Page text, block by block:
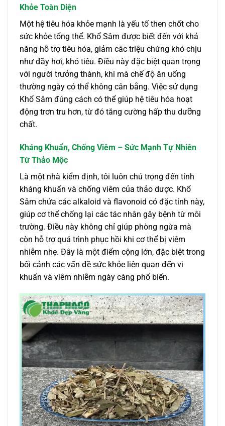
Khỏe Toàn Diện
Một hệ tiêu hóa khỏe mạnh là yếu tố then chốt cho
sức khỏe tổng thể. Khổ Sâm được biết đến với khả
năng hỗ trợ tiêu hóa, giảm các triệu chứng khó chịu
như đầy hơi, khó tiêu. Điều này đặc biệt quan trọng
với người trưởng thành, khi mà chế độ ăn uống
thường ngày có thể không cân bằng. Việc sử dụng
Khổ Sâm đúng cách có thể giúp hệ tiêu hóa hoạt
động trơn tru hơn, từ đó tăng cường hấp thu dưỡng
chất.
Kháng Khuẩn, Chống Viêm – Sức Mạnh Tự Nhiên
Từ Thảo Mộc
Là một nhà kiểm định, tôi luôn chú trọng đến tính
kháng khuẩn và chống viêm của thảo dược. Khổ
Sâm chứa các alkaloid và flavonoid có đặc tính này,
giúp cơ thể chống lại các tác nhân gây bệnh từ môi
trường. Điều này không chỉ giúp phòng ngừa mà
còn hỗ trợ quá trình phục hồi khi cơ thể bị viêm
nhiễm nhẹ. Đây là một điểm cộng lớn, đặc biệt trong
bối cảnh các vấn đề sức khỏe liên quan đến vi
khuẩn và viêm nhiễm ngày càng phổ biến.